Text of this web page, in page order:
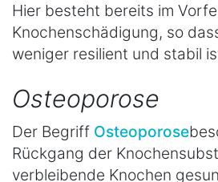
Hier besteht bereits im
Knochenschädigung, so
weniger resilient und stabil
Osteoporose
Der Begriff Osteoporose
Rückgang der
verbleibende Knochen